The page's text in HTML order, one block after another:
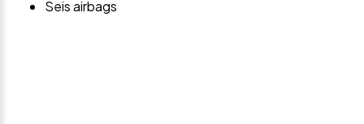
Seis airbags